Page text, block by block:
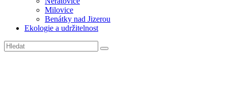
Milovice
Benátky nad Jizerou
Ekologie a udržitelnost